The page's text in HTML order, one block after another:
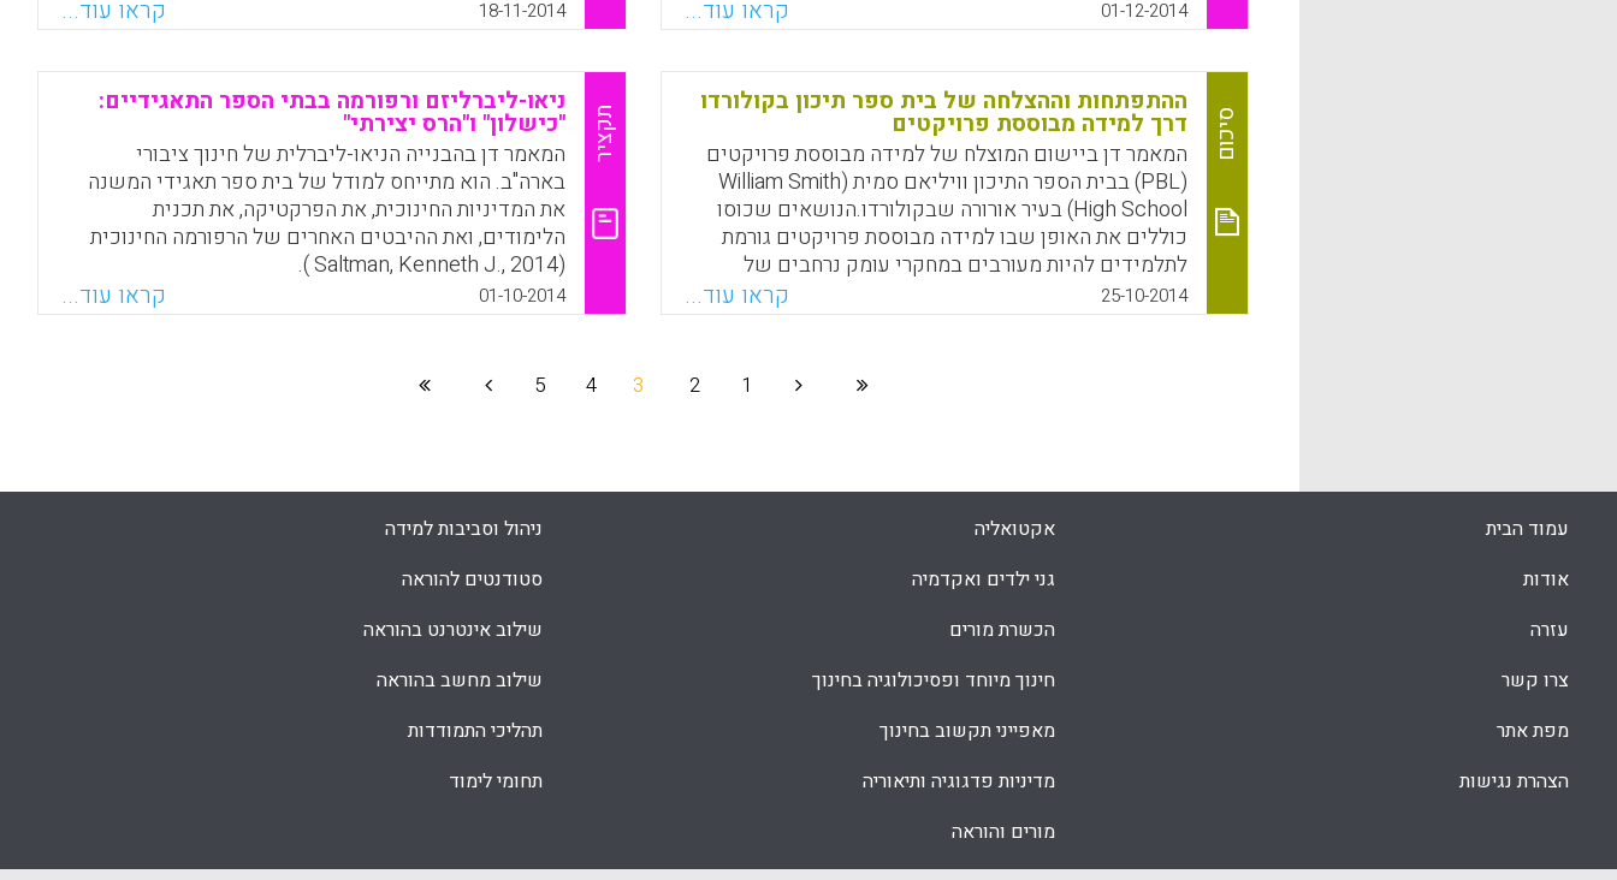
G.; Johansson, Olof; Bredeson, Paul, 2014).
WhatsApp
Facebook
Email
X
01-12-2014 קראו עוד...
שינוי יסודי של הסטטוס קוו. זה אירוני שבזמן שההשכלה
הגבוהה מחוברת לכאורה יותר מתמיד, קיימות מחלוקות
עמוקות לגבי אופן ההוצאה לפועל הטוב ביותר של חזון
הליבה (James G. Mazou?).
WhatsApp
Facebook
Email
X
18-11-2014 קראו עוד...
סיכום
ההתפתחות וההצלחה של בית ספר תיכון בקולורדו
דרך למידה מבוססת פרויקטים
המאמר דן ביישום המוצלח של למידה מבוססת פרויקטים
(PBL) בבית הספר התיכון וויליאם סמית (William Smith
High School) בעיר אורורה שבקולורדו.הנושאים שכוסו
כוללים את האופן שבו למידה מבוססת פרויקטים גורמת
לתלמידים להיות מעורבים במחקרי עומק נרחבים של
נושאים אותנטיים, פרויקט השיא שנמשך לאורך השנה
ונקרא "מסע הבוגרים", ושיקולים של התפתחות מקצועית
25-10-2014 קראו עוד...
תקציר
ניאו-ליברליזם ורפורמה בבתי הספר התאגידיים:
"כישלון" ו"הרס יצירתי"
המאמר דן בהבנייה הניאו-ליברלית של חינוך ציבורי
בארה"ב. הוא מתייחס למודל של בית ספר תאגידי המשנה
את המדיניות החינוכית, את הפרקטיקה, את תכנית
הלימודים, ואת ההיבטים האחרים של הרפורמה החינוכית
(Saltman, Kenneth J., 2014 ).
WhatsApp
Facebook
Email
X 01-10-2014 קראו עוד...
1
2
3
4
5
עמוד הבית
אודות
עזרה
צרו קשר
מפת אתר
הצהרת נגישות
אקטואליה
גני ילדים ואקדמיה
הכשרת מורים
חינוך מיוחד ופסיכולוגיה בחינוך
מאפייני תקשוב בחינוך
מדיניות פדגוגיה ותיאוריה
מורים והוראה
ניהול וסביבות למידה
סטודנטים להוראה
שילוב אינטרנט בהוראה
שילוב מחשב בהוראה
תהליכי התמודדות
תחומי לימוד